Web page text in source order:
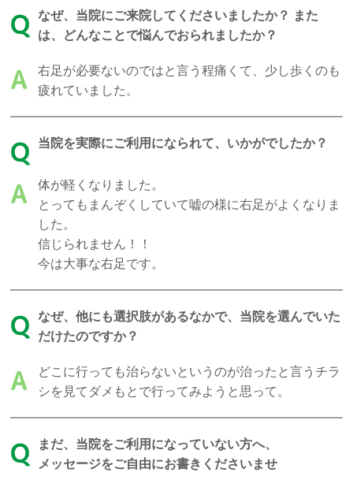
Q
なぜ、当院にご来院してくださいましたか？ また
は、どんなことで悩んでおられましたか？
A
右足が必要ないのではと言う程痛くて、少し歩くのも
疲れていました。
Q 当院を実際にご利用になられて、いかがでしたか？
A
体が軽くなりました。
とってもまんぞくしていて嘘の様に右足がよくなりま
した。
信じられません！！
今は大事な右足です。
Q
なぜ、他にも選択肢があるなかで、当院を選んでいた
だけたのですか？
A
どこに行っても治らないというのが治ったと言うチラ
シを見てダメもとで行ってみようと思って。
Q
まだ、当院をご利用になっていない方へ、
メッセージをご自由にお書きくださいませ